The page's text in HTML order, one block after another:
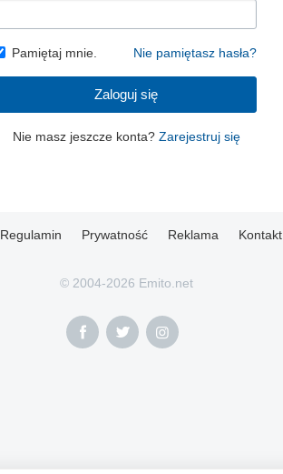
Pamiętaj mnie. Nie pamiętasz hasła?
Zaloguj się
Nie masz jeszcze konta? Zarejestruj się
Regulamin Prywatność Reklama Kontakt
© 2004-2026 Emito.net